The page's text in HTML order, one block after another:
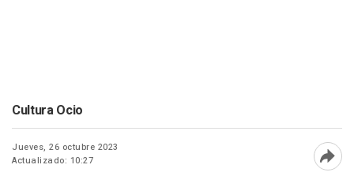
Cultura Ocio
Jueves, 26 octubre 2023
Actualizado: 10:27